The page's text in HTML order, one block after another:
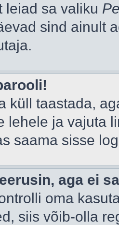
leiad sa valiku
sind ainult
küll taastada,
lehele ja vajuta
saama sisse
aga ei
oma
siis võib-olla